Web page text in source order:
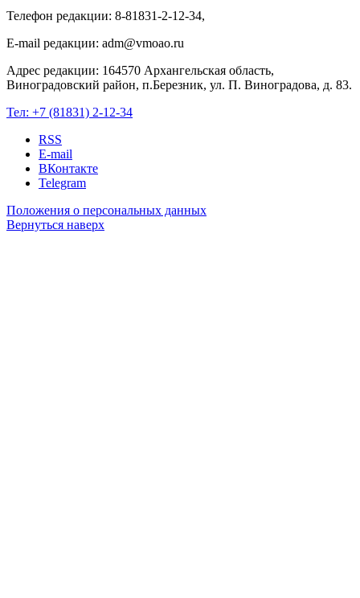
Телефон редакции: 8-81831-2-12-34,
E-mail редакции: adm@vmoao.ru
Адрес редакции: 164570 Архангельская область,
Виноградовский район, п.Березник, ул. П. Виноградова, д. 83.
Тел: +7 (81831) 2-12-34
RSS
E-mail
ВКонтакте
Telegram
Положения о персональных данных
Вернуться наверх